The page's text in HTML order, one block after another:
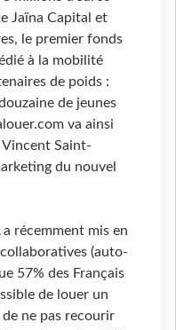
Jaïna Capital et
le premier fonds
à la mobilité
de poids :
de jeunes
va ainsi
Saint-
du nouvel
récemment mis en
collaboratives (auto-
57% des Français
de louer un
ne pas recourir